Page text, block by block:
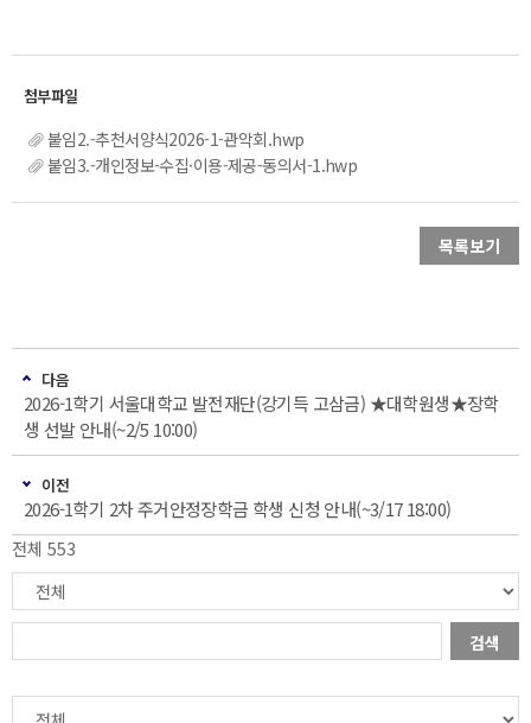
붙임2.-추천서양식2026-1-관악회.hwp
붙임3.-개인정보-수집·이용-제공-동의서-1.hwp
목록보기
다음
2026-1학기 서울대학교 발전재단(강기득 고삼금) ★대학원생★장학
생 선발 안내(~2/5 10:00)
이전
2026-1학기 2차 주거안정장학금 학생 신청 안내(~3/17 18:00)
전체 553
검색